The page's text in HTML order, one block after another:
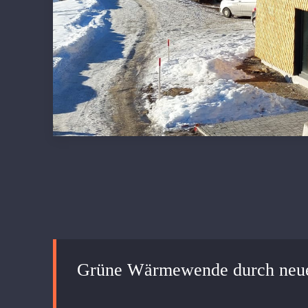
Grüne Wärmewende durch